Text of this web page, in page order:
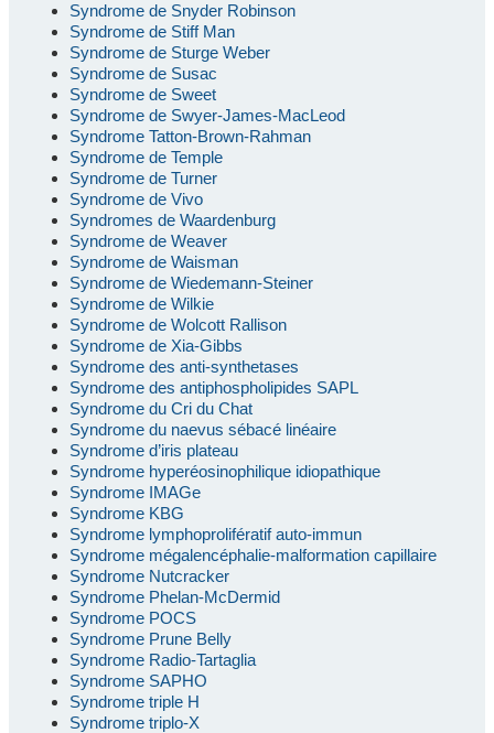
Syndrome de Snyder Robinson
Syndrome de Stiff Man
Syndrome de Sturge Weber
Syndrome de Susac
Syndrome de Sweet
Syndrome de Swyer-James-MacLeod
Syndrome Tatton-Brown-Rahman
Syndrome de Temple
Syndrome de Turner
Syndrome de Vivo
Syndromes de Waardenburg
Syndrome de Weaver
Syndrome de Waisman
Syndrome de Wiedemann-Steiner
Syndrome de Wilkie
Syndrome de Wolcott Rallison
Syndrome de Xia-Gibbs
Syndrome des anti-synthetases
Syndrome des antiphospholipides SAPL
Syndrome du Cri du Chat
Syndrome du naevus sébacé linéaire
Syndrome d’iris plateau
Syndrome hyperéosinophilique idiopathique
Syndrome IMAGe
Syndrome KBG
Syndrome lymphoprolifératif auto-immun
Syndrome mégalencéphalie-malformation capillaire
Syndrome Nutcracker
Syndrome Phelan-McDermid
Syndrome POCS
Syndrome Prune Belly
Syndrome Radio-Tartaglia
Syndrome SAPHO
Syndrome triple H
Syndrome triplo-X